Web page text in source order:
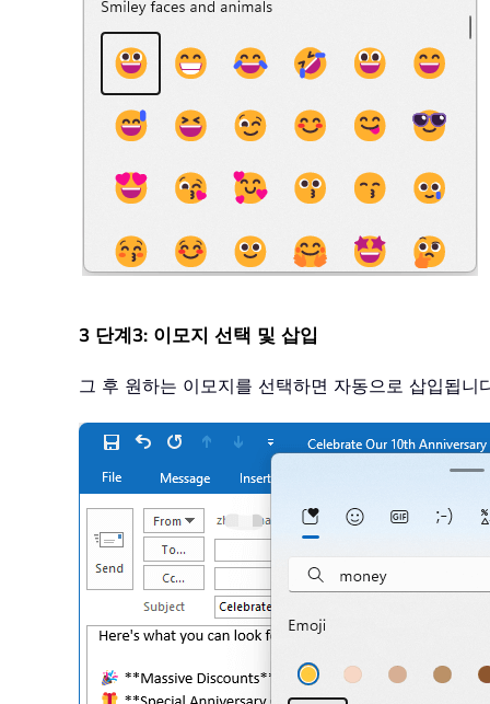
3 단계3: 이모지 선택 및 삽입
그 후 원하는 이모지를 선택하면 자동으로 삽입됩니